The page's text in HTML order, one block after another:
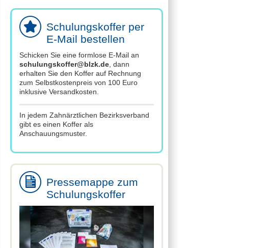
Schulungskoffer per
E-Mail bestellen
Schicken Sie eine formlose E-Mail an
schulungskoffer@blzk.de , dann
erhalten Sie den Koffer auf Rechnung
zum Selbstkostenpreis von 100 Euro
inklusive Versandkosten.
In jedem Zahnärztlichen Bezirksverband
gibt es einen Koffer als
Anschauungsmuster.
Pressemappe zum
Schulungskoffer